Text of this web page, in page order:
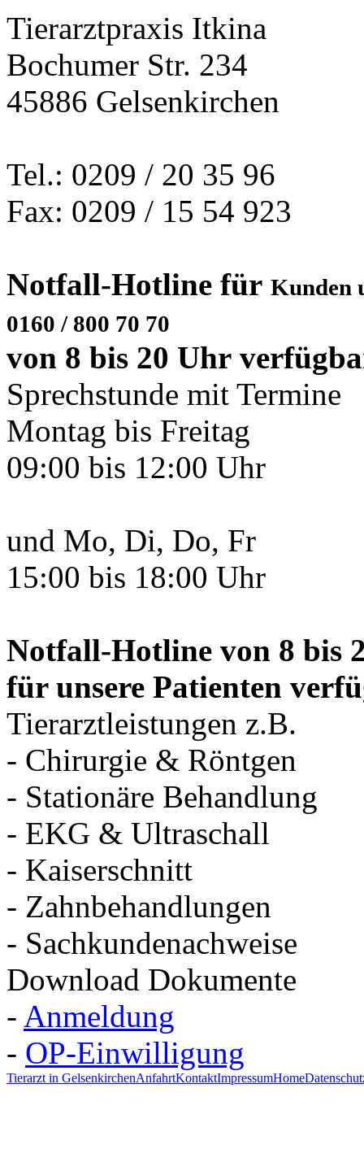
Tierarztpraxis Itkina
Bochumer Str. 234
45886 Gelsenkirchen
Tel.: 0209 / 20 35 96
Fax: 0209 / 15 54 923
Notfall-Hotline für Kunden
0160 / 800 70 70
von 8 bis 20 Uhr
Sprechstunde mit Termine
Montag bis Freitag
09:00 bis 12:00 Uhr
und Mo, Di, Do, Fr
15:00 bis 18:00 Uhr
Notfall-Hotline von 8 bis
für unsere Patienten
Tierarztleistungen z.B.
- Chirurgie & Röntgen
- Stationäre Behandlung
- EKG & Ultraschall
- Kaiserschnitt
- Zahnbehandlungen
- Sachkundenachweise
Download Dokumente
- Anmeldung
- OP-Einwilligung
Tierarzt in GelsenkirchenAnfahrtKontaktImpressumHome